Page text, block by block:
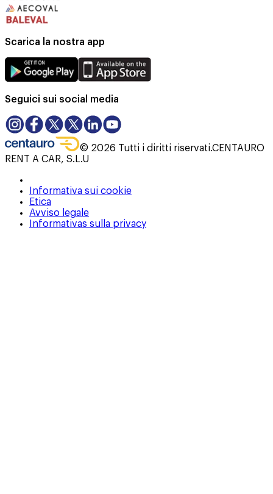
Scarica la nostra app
Seguici sui social media
© 2026 Tutti i diritti riservati.CENTAURO
RENT A CAR, S.L.U
Informativa sui cookie
Etica
Avviso legale
Informativas sulla privacy